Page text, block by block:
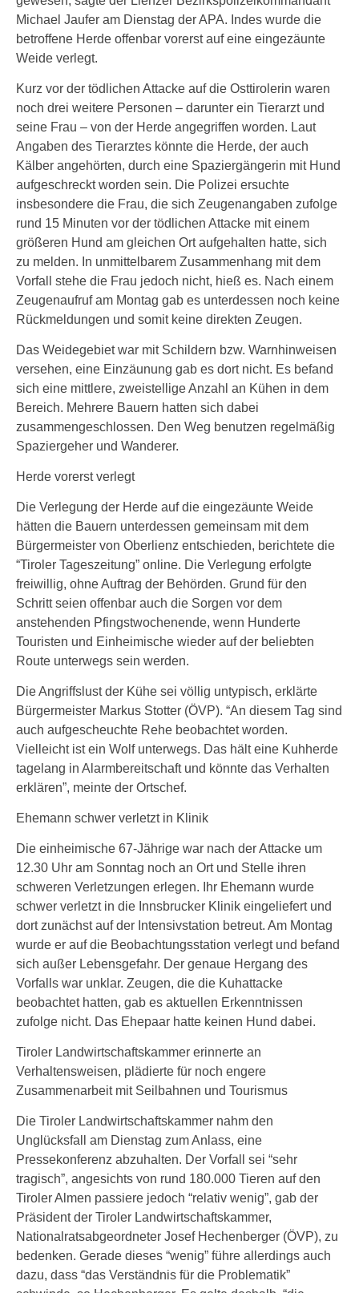
Michael Jaufer am Dienstag der APA. Indes wurde die
betroffene Herde offenbar vorerst auf eine eingezäunte
Weide verlegt.
Kurz vor der tödlichen Attacke auf die Osttirolerin waren
noch drei weitere Personen – darunter ein Tierarzt und
seine Frau – von der Herde angegriffen worden. Laut
Angaben des Tierarztes könnte die Herde, der auch
Kälber angehörten, durch eine Spaziergängerin mit Hund
aufgeschreckt worden sein. Die Polizei ersuchte
insbesondere die Frau, die sich Zeugenangaben zufolge
rund 15 Minuten vor der tödlichen Attacke mit einem
größeren Hund am gleichen Ort aufgehalten hatte, sich
zu melden. In unmittelbarem Zusammenhang mit dem
Vorfall stehe die Frau jedoch nicht, hieß es. Nach einem
Zeugenaufruf am Montag gab es unterdessen noch keine
Rückmeldungen und somit keine direkten Zeugen.
Das Weidegebiet war mit Schildern bzw. Warnhinweisen
versehen, eine Einzäunung gab es dort nicht. Es befand
sich eine mittlere, zweistellige Anzahl an Kühen in dem
Bereich. Mehrere Bauern hatten sich dabei
zusammengeschlossen. Den Weg benutzen regelmäßig
Spaziergeher und Wanderer.
Herde vorerst verlegt
Die Verlegung der Herde auf die eingezäunte Weide
hätten die Bauern unterdessen gemeinsam mit dem
Bürgermeister von Oberlienz entschieden, berichtete die
“Tiroler Tageszeitung” online. Die Verlegung erfolgte
freiwillig, ohne Auftrag der Behörden. Grund für den
Schritt seien offenbar auch die Sorgen vor dem
anstehenden Pfingstwochenende, wenn Hunderte
Touristen und Einheimische wieder auf der beliebten
Route unterwegs sein werden.
Die Angriffslust der Kühe sei völlig untypisch, erklärte
Bürgermeister Markus Stotter (ÖVP). “An diesem Tag sind
auch aufgescheuchte Rehe beobachtet worden.
Vielleicht ist ein Wolf unterwegs. Das hält eine Kuhherde
tagelang in Alarmbereitschaft und könnte das Verhalten
erklären”, meinte der Ortschef.
Ehemann schwer verletzt in Klinik
Die einheimische 67-Jährige war nach der Attacke um
12.30 Uhr am Sonntag noch an Ort und Stelle ihren
schweren Verletzungen erlegen. Ihr Ehemann wurde
schwer verletzt in die Innsbrucker Klinik eingeliefert und
dort zunächst auf der Intensivstation betreut. Am Montag
wurde er auf die Beobachtungsstation verlegt und befand
sich außer Lebensgefahr. Der genaue Hergang des
Vorfalls war unklar. Zeugen, die die Kuhattacke
beobachtet hatten, gab es aktuellen Erkenntnissen
zufolge nicht. Das Ehepaar hatte keinen Hund dabei.
Tiroler Landwirtschaftskammer erinnerte an
Verhaltensweisen, plädierte für noch engere
Zusammenarbeit mit Seilbahnen und Tourismus
Die Tiroler Landwirtschaftskammer nahm den
Unglücksfall am Dienstag zum Anlass, eine
Pressekonferenz abzuhalten. Der Vorfall sei “sehr
tragisch”, angesichts von rund 180.000 Tieren auf den
Tiroler Almen passiere jedoch “relativ wenig”, gab der
Präsident der Tiroler Landwirtschaftskammer,
Nationalratsabgeordneter Josef Hechenberger (ÖVP), zu
bedenken. Gerade dieses “wenig” führe allerdings auch
dazu, dass “das Verständnis für die Problematik”